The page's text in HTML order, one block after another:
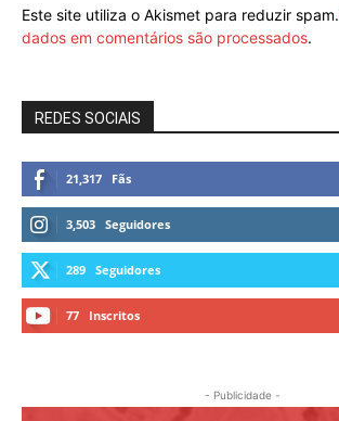
Este site utiliza o Akismet para reduzir spam.
dados em comentários são processados.
REDES SOCIAIS
21,317 Fãs
3,503 Seguidores
289 Seguidores
77 Inscritos
- Publicidade -